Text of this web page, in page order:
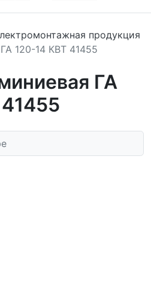
продукция
120-14 КВТ 41455
ГА